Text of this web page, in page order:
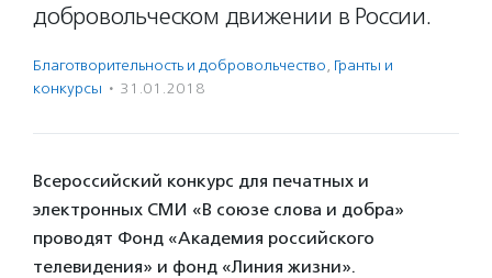
добровольческом движении в России.
Благотвори­тель­ность и доброволь­чест­во, Гранты и
конкурсы · 31.01.2018
Всероссийский конкурс для печатных и
электронных СМИ «В союзе слова и добра»
проводят Фонд «Академия российского
телевидения» и фонд «Линия жизни».